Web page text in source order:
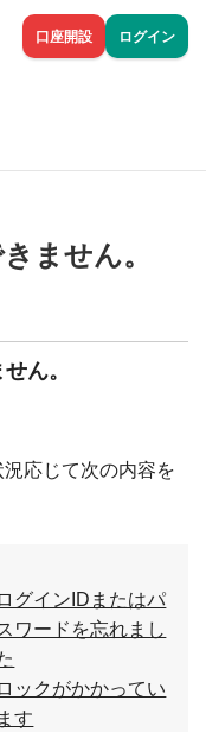
口座開設 ログイン
ません。
ん。
応じて次の内容を
ログインIDまたはパ
ワードを忘れまし
ロックがかかってい
ます